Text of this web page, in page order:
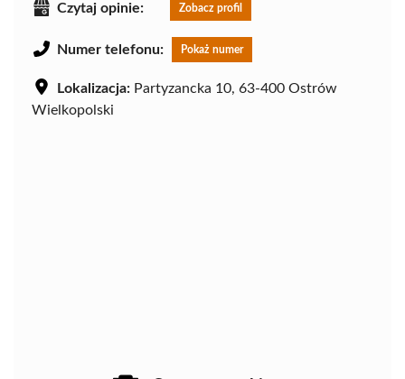
Czytaj opinie: Zobacz profil
Numer telefonu: Pokaż numer
Lokalizacja: Partyzancka 10, 63-400 Ostrów
Wielkopolski